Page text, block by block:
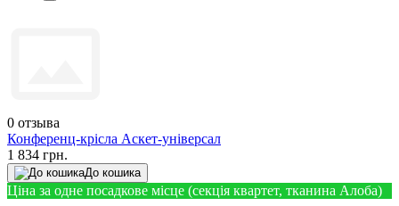
0 отзыва
Конференц-крісла Аскет-універсал
1 834 грн.
До кошика
Ціна за одне посадкове місце (секція квартет, тканина Алоба)